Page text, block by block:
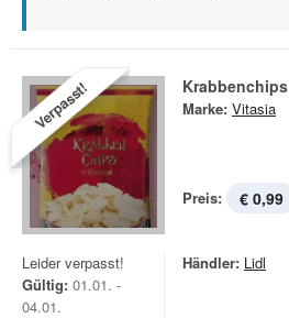
Verpasst! Krabbenchips
Marke: Vitasia
Preis: € 0,99
Leider verpasst!
Gültig: 01.01. -
04.01.
Händler: Lidl